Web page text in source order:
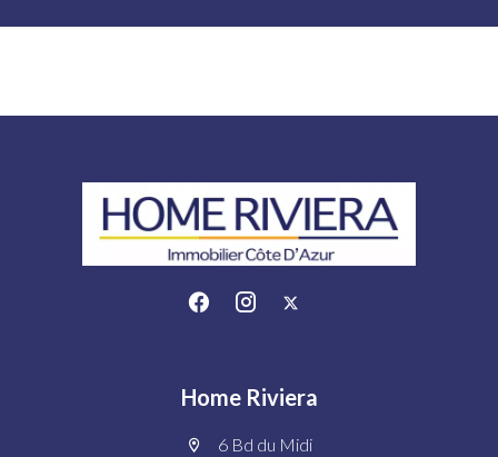
Home Riviera
6 Bd du Midi